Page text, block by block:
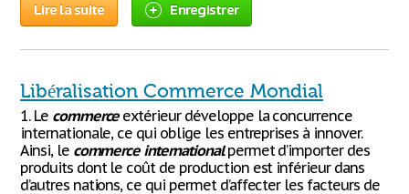
Lire la suite Enregistrer
Libéralisation Commerce Mondial
1. Le commerceextérieur développe la concurrence
internationale, ce qui oblige les entreprises à innover.
Ainsi, le commerce internationalpermet d’importer des
produits dont le coût de production est inférieur dans
d’autres nations, ce qui permet d’affecter les facteurs de